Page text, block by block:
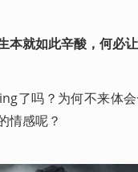
本就如此辛酸，何必
了吗？为何不来体
情感呢？